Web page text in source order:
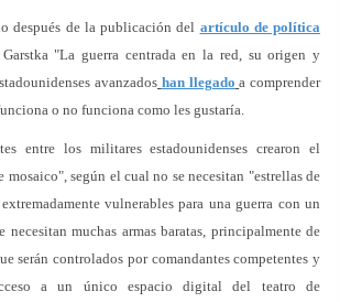
después de la publicación del artículo de política
"La guerra centrada en la red, su origen y
avanzados han llegado a comprender
o no funciona como les gustaría.
entre los militares estadounidenses crearon el
mosaico", según el cual no se necesitan "estrellas de
vulnerables para una guerra con un
necesitan muchas armas baratas, principalmente de
serán controlados por comandantes competentes y
a un único espacio digital del teatro de